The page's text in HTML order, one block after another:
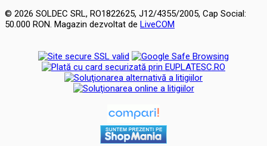
© 2026 SOLDEC SRL, RO1822625, J12/4355/2005, Cap Social:
50.000 RON. Magazin dezvoltat de LiveCOM